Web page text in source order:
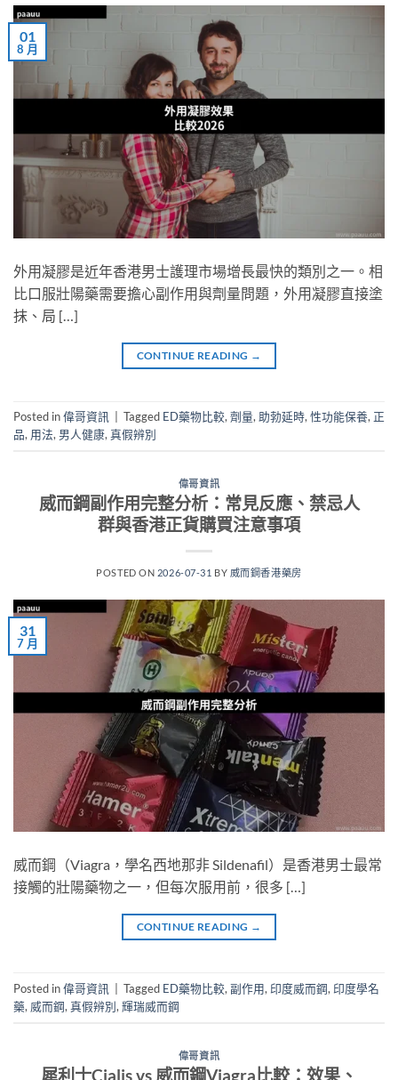
01
8 月
外用凝膠是近年香港男士護理市場增長最快的類別之一。相
比口服壯陽藥需要擔心副作用與劑量問題，外用凝膠直接塗
抹、局 […]
CONTINUE READING →
Posted in偉哥資訊 Tagged ED藥物比較, 劑量, 助勃延時, 性功能保養, 正
品, 用法, 男人健康, 真假辨別
偉哥資訊
威而鋼副作用完整分析：常見反應、禁忌人
群與香港正貨購買注意事項
POSTED ON 2026-07-31 BY 威而鋼香港藥房
31
7 月
威而鋼（Viagra，學名西地那非 Sildenafil）是香港男士最常
接觸的壯陽藥物之一，但每次服用前，很多 […]
CONTINUE READING →
Posted in偉哥資訊 Tagged ED藥物比較, 副作用, 印度威而鋼, 印度學名
藥, 威而鋼, 真假辨別, 輝瑞威而鋼
偉哥資訊
犀利士Cialis vs 威而鋼Viagra比較：效果、